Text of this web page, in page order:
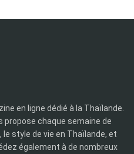
en ligne dédié à la Thaïlande.
propose chaque semaine de
style de vie en Thaïlande, et
également à de nombreux